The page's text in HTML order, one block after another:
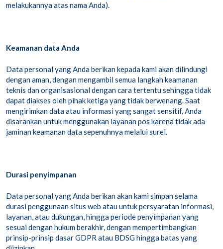
melakukannya atas nama Anda).
Keamanan data Anda
Data personal yang Anda berikan kepada kami akan dilindungi
dengan aman, dengan mengambil semua langkah keamanan
teknis dan organisasional dengan cara tertentu sehingga tidak
dapat diakses oleh pihak ketiga yang tidak berwenang. Saat
mengirimkan data atau informasi yang sangat sensitif, Anda
disarankan untuk menggunakan layanan pos karena tidak ada
jaminan keamanan data sepenuhnya melalui surel.
Durasi penyimpanan
Data personal yang Anda berikan akan kami simpan selama
durasi penggunaan situs web atau untuk persyaratan informasi,
layanan, atau dukungan, hingga periode penyimpanan yang
sesuai dengan hukum berakhir, dengan mempertimbangkan
prinsip-prinsip dasar GDPR atau BDSG hingga batas yang